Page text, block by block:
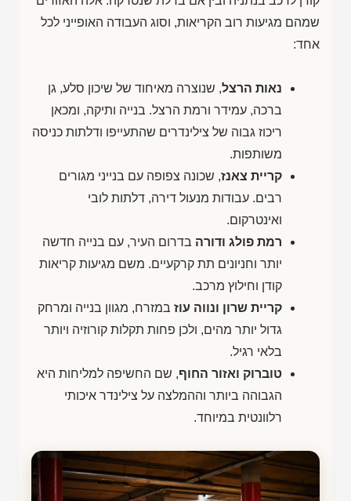
שמהם מגיעות רוב הקריאות, וסוג העבודה האופייני לכל
אחד:
נאות הרצל, שנוצרה מאיחוד של שיכון סלע, גן
ברכה, עמידר ורמת הרצל. בנייה ותיקה, ומכאן
ריכוז גבוה של צילינדרים שהתעייפו ודלתות כניסה
משותפות.
קריית צאנז, שכונה צפופה עם בנייני מגורים
רבים. עבודות מנעול דירה, דלתות לובי
ואינטרקום.
רמת פולג ודורה בדרום העיר, עם בנייה חדשה
יותר וחניונים תת קרקעיים. משם מגיעות קריאות
קודן וחילוץ מרכב.
קריית שרון ונווה עוז במזרח, מגוון בנייה ומרחק
גדול יותר מהים, ולכן פחות תקלות קורוזיה ויותר
בלאי רגיל.
טוברוק ואזור החוף, שם החשיפה למליחות היא
הגבוהה ביותר וההמלצה על צילינדר איכותי
רלוונטית במיוחד.